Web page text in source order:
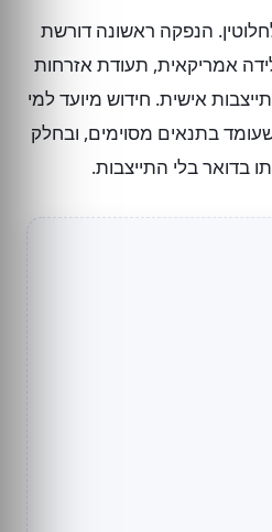
הנפקה ראשונה דורשת
אמריקאית, תעודת אזרחות
אישית. חידוש מיועד למי
בתנאים מסוימים, ובחלק
בדואר בלי התייצבות.